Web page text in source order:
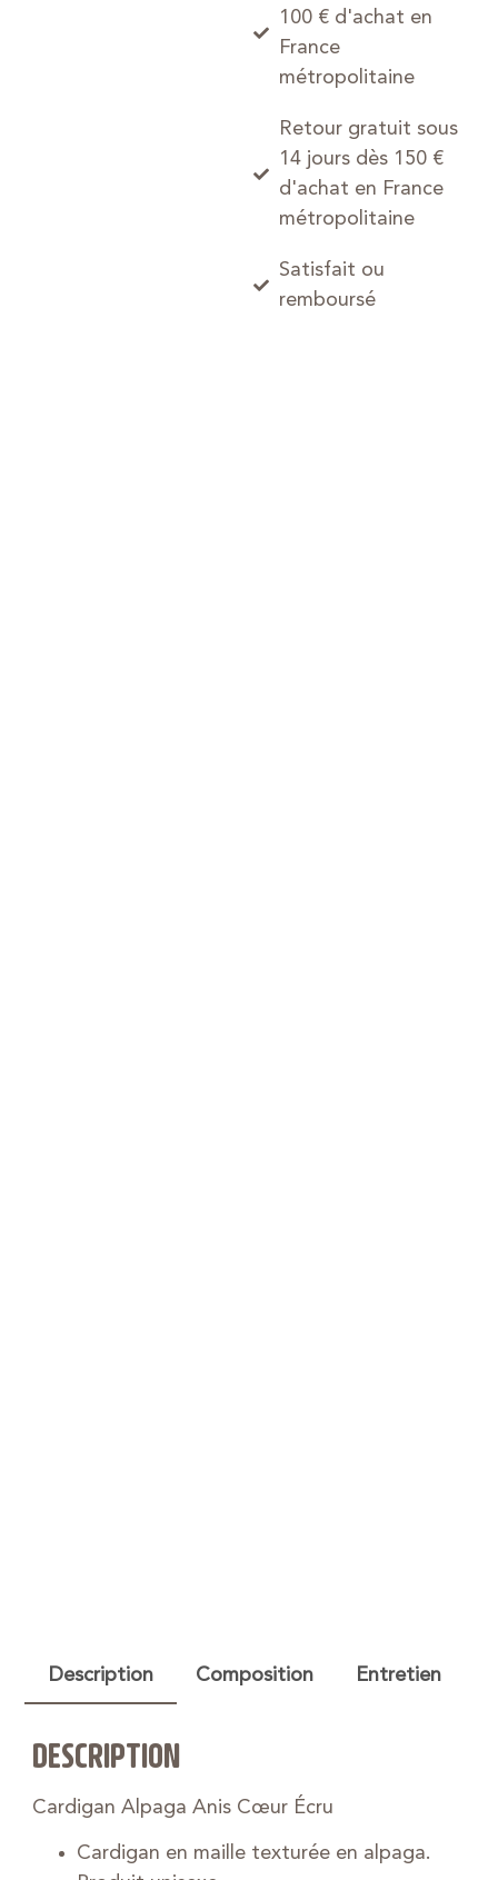
100 € d'achat en
France
métropolitaine
Retour gratuit sous
14 jours dès 150 €
d'achat en France
métropolitaine
Satisfait ou
remboursé
Description Composition Entretien
DESCRIPTION
Cardigan Alpaga Anis Cœur Écru
Cardigan en maille texturée en alpaga.